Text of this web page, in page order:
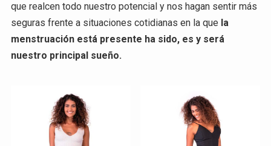
que realcen todo nuestro potencial y nos hagan sentir más
seguras frente a situaciones cotidianas en la que la
menstruación está presente ha sido, es y será
nuestro principal sueño.